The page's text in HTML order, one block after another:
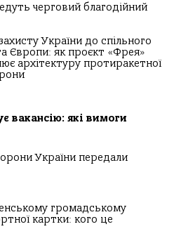
черговий благодійний
України до спільного
Європи: як проєкт «Фрея»
архітектуру протиракетної
вакансію: які вимоги
України передали
громадському
картки: кого це